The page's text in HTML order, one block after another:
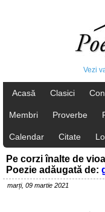
Vezi
Acasă Clasici
Membri Proverbe
Calendar Citate
Pe corzi înalte de
Poezie adăugată de:
marți, 09 martie 2021